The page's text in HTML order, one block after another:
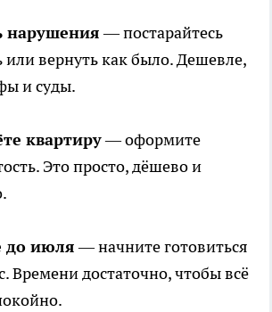
нарушения— постарайтесь
или вернуть как было. Дешевле,
и суды.
квартиру— оформите
Это просто, дёшево и
до июля— начните готовиться
Времени достаточно, чтобы всё